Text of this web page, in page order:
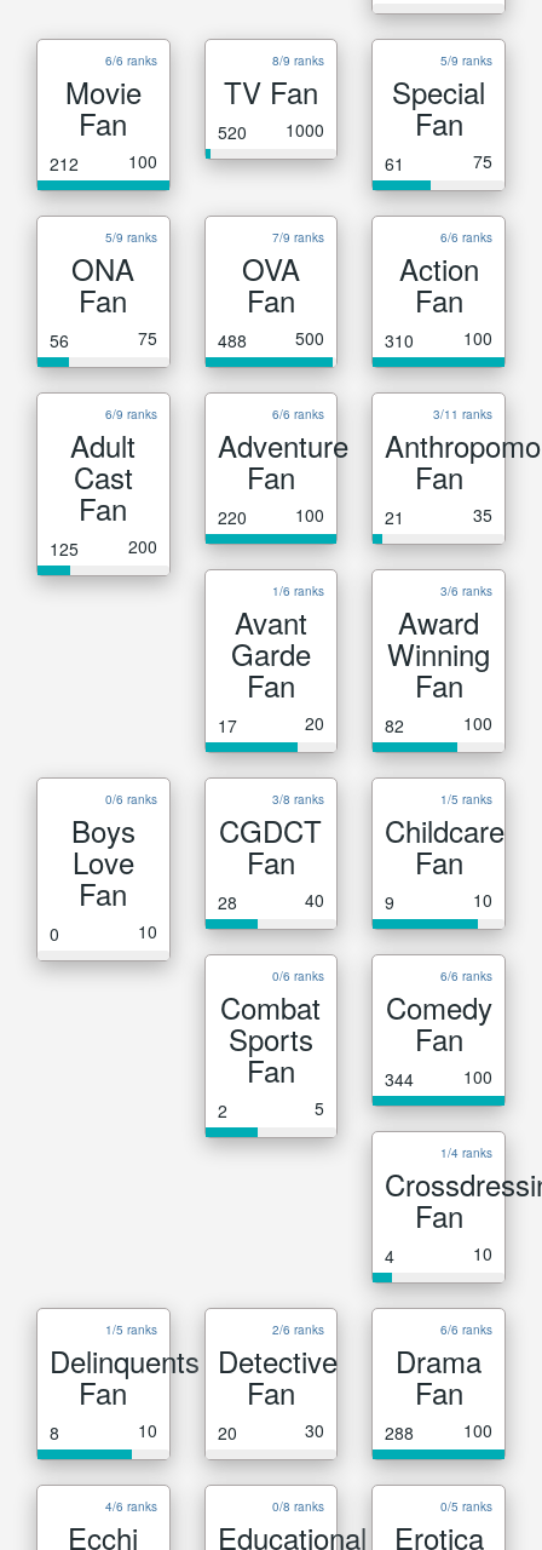
6/6 ranks
Movie
Fan
212 100
8/9 ranks
TV Fan
520 1000
5/9 ranks
Special
Fan
61 75
5/9 ranks
ONA
Fan
56 75
7/9 ranks
OVA
Fan
488 500
6/6 ranks
Action
Fan
310 100
6/9 ranks
Adult
Cast
Fan
125 200
6/6 ranks
Adventure
Fan
220 100
3/11 ranks
Fan
21 35
1/6 ranks
Avant
Garde
Fan
17 20
3/6 ranks
Award
Winning
Fan
82 100
0/6 ranks
Boys
Love
Fan
0 10
3/8 ranks
CGDCT
Fan
28 40
1/5 ranks
Childcare
Fan
9 10
0/6 ranks
Combat
Sports
Fan
2 5
6/6 ranks
Comedy
Fan
344 100
1/4 ranks
Fan
4 10
1/5 ranks
Delinquents
Fan
8 10
2/6 ranks
Detective
Fan
20 30
6/6 ranks
Drama
Fan
288 100
4/6 ranks
Ecchi
0/8 ranks
Educational
0/5 ranks
Erotica